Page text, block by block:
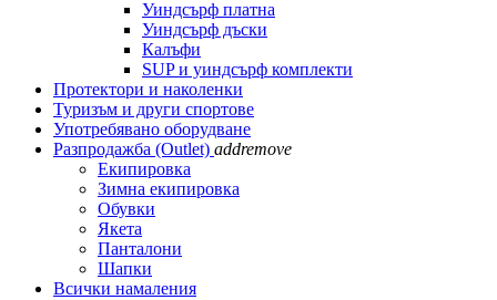
Уиндсърф платна
Уиндсърф дъски
Калъфи
SUP и уиндсърф комплекти
Протектори и наколенки
Туризъм и други спортове
Употребявано оборудване
Разпродажба (Outlet) addremove
Екипировка
Зимна екипировка
Обувки
Якета
Панталони
Шапки
Всички намаления